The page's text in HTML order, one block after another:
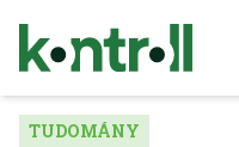
TUDOMÁNY